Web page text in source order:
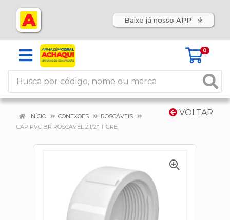
Baixe já nosso APP
0
VOLTAR
INÍCIO CONEXOES
ROSCÁVEIS
CAP PVC BR ROSCÁVEL 2.1/2" TIGRE